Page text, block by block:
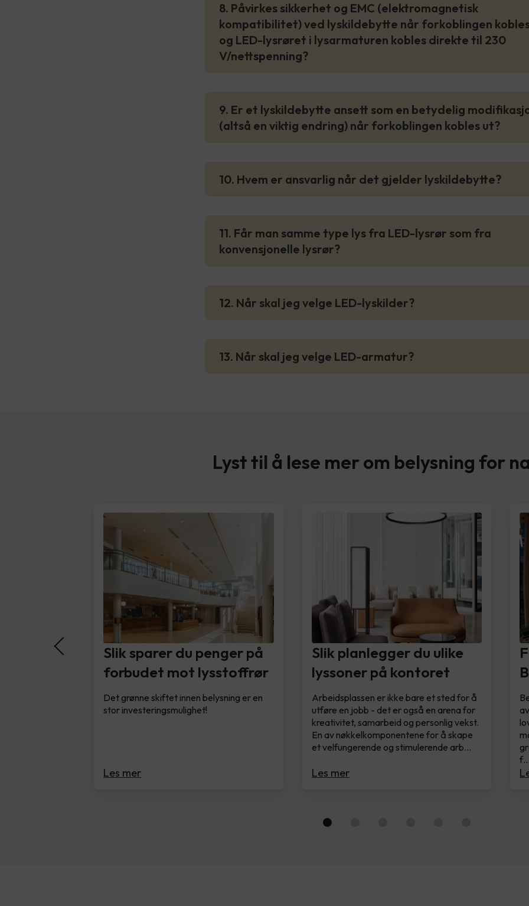
8. Påvirkes sikkerhet og EMC (elektromagnetisk
kompatibilitet) ved lyskildebytte når forkoblingen
og LED-lysrøret i lysarmaturen kobles direkte til 230
V/nettspenning?
9. Er et lyskildebytte ansett som en betydelig
(altså en viktig endring) når forkoblingen kobles ut?
10. Hvem er ansvarlig når det gjelder lyskildebytte?
11. Får man samme type lys fra LED-lysrør som fra
konvensjonelle lysrør?
12. Når skal jeg velge LED-lyskilder?
13. Når skal jeg velge LED-armatur?
Lyst til å lese mer om belysning for
Slik sparer du penger på
forbudet mot lysstoffrør
Det grønne skiftet innen belysning er en
stor investeringsmulighet!
Les mer
Slik planlegger du ulike
lyssoner på kontoret
Arbeidsplassen er ikke bare et sted for å
utføre en jobb - det er også en arena for
kreativitet, samarbeid og personlig vekst.
En av nøkkelkomponentene for å skape
et velfungerende og stimulerende arb…
Les mer